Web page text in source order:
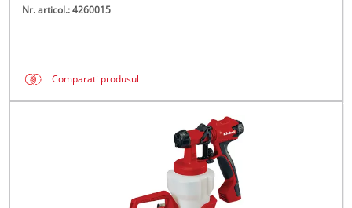
Nr. articol.: 4260015
Comparati produsul